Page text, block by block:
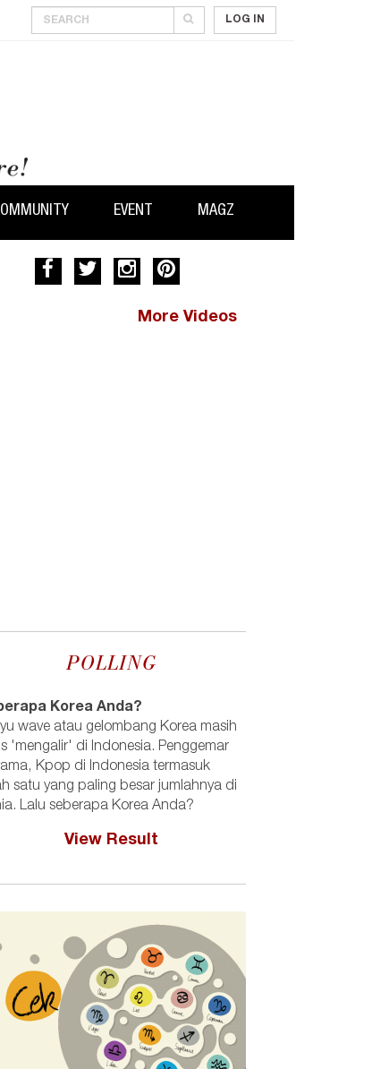
LOG IN
EVENT MAGZ
More Videos
POLLING
Korea Anda?
wave atau gelombang Korea masih
'mengalir' di Indonesia. Penggemar
Kpop di Indonesia termasuk
satu yang paling besar jumlahnya di
Lalu seberapa Korea Anda?
View Result